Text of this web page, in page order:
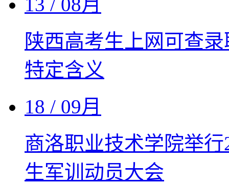
陕西高考生上网可查
特定含义
18 / 09月
商洛职业技术学院举
生军训动员大会